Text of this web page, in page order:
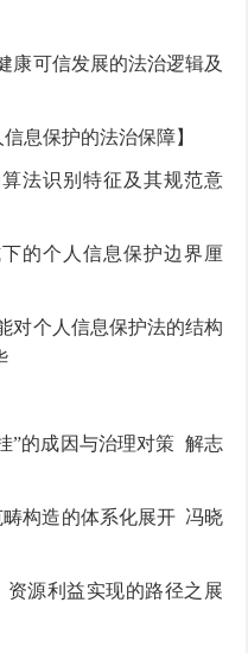
康可信发展的法治逻辑及
信息保护的法治保障】
法识别特征及其规范意
的个人信息保护边界厘
对个人信息保护法的结构
”的成因与治理对策 解志
畴构造的体系化展开 冯晓
资源利益实现的路径之展